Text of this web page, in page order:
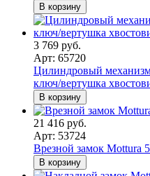
В корзину
3 769 руб.
Арт: 65720
Цилиндровый
ключ/вертушка
В корзину
21 416 руб.
Арт: 53724
Врезной замок Mottura
В корзину